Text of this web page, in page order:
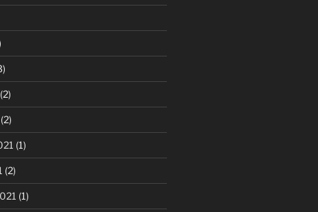
(1)
(2)
(1)